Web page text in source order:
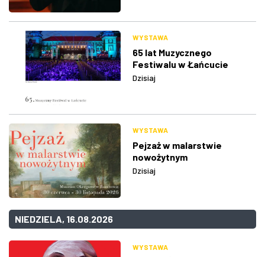
WYSTAWA
65 lat Muzycznego
Festiwalu w Łańcucie
Dzisiaj
WYSTAWA
Pejzaż w malarstwie
nowożytnym
Dzisiaj
NIEDZIELA, 16.08.2026
WYSTAWA